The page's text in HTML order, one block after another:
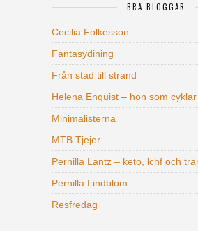
BRA BLOGGAR
Cecilia Folkesson
Fantasydining
Från stad till strand
Helena Enquist – hon som
Minimalisterna
MTB Tjejer
Pernilla Lantz – keto, lchf och
Pernilla Lindblom
Resfredag